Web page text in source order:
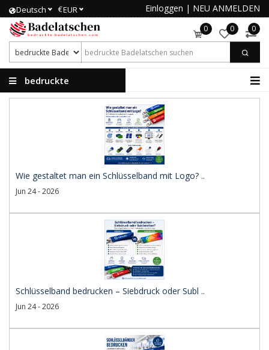
Deutsch €EUR Einloggen | NEU ANMELDEN
0 0 0
bedruckte
Wie gestaltet man ein Schlüsselband mit Logo? ..
Jun 24 - 2026
Schlüsselband bedrucken – Siebdruck oder Subl ..
Jun 24 - 2026